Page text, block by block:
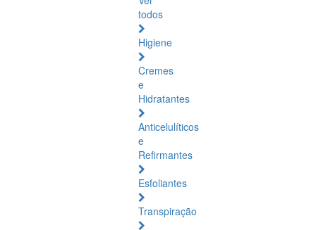
todos
Higiene
Cremes
e
Hidratantes
Anticelulíticos
e
Refirmantes
Esfoliantes
Transpiração